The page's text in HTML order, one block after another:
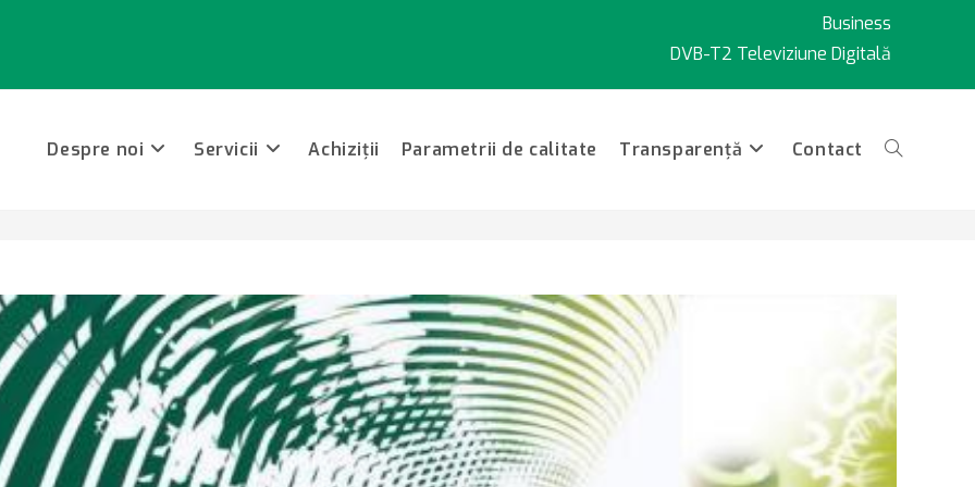
Business
DVB-T2 Televiziune Digitală
Despre noi Servicii Achiziții Parametrii de calitate Transparență Contact Toggle
search